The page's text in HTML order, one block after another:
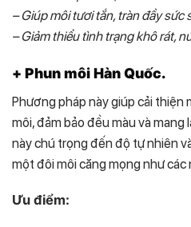
– Giúp môi tươi tắn, tràn đầy sức
– Giảm thiểu tình trạng khô rát,
+ Phun môi Hàn Quốc.
Phương pháp này giúp cải thiện
môi, đảm bảo đều màu và mang
này chú trọng đến độ tự nhiên
một đôi môi căng mọng như các
Ưu điểm: